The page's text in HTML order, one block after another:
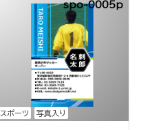
スポーツ 写真入り
spo-0005p